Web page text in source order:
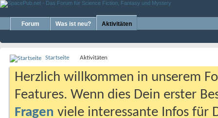
Forum Was ist neu? Aktivitäten
Startseite Aktivitäten
Herzlich willkommen in unserem
Features. Wenn dies Dein erster
Fragen viele interessante Infos für